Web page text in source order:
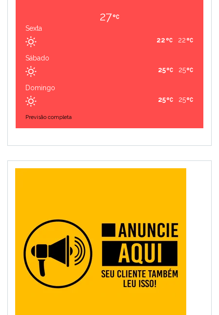
27
Sexta
22
22
Sábado
25
25
Domingo
25
25
Previsão completa